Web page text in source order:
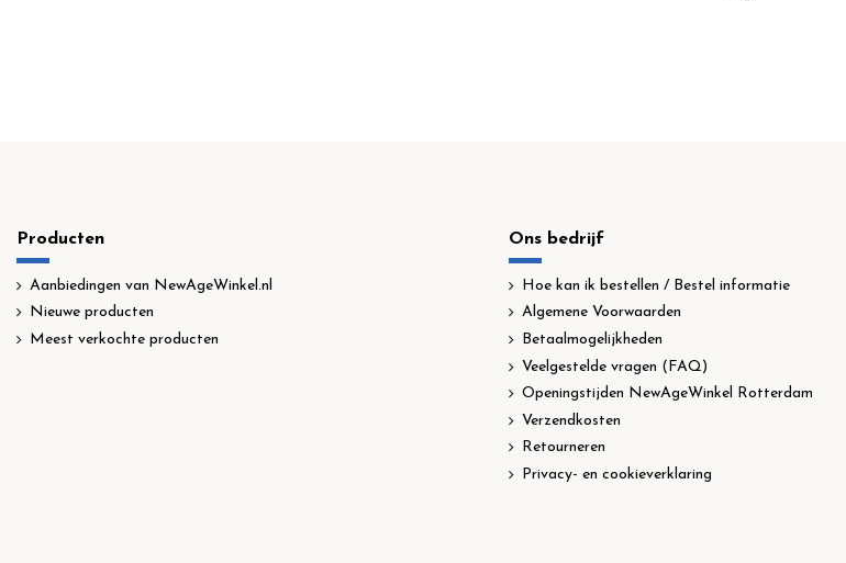
Producten
Aanbiedingen van NewAgeWinkel.nl
Nieuwe producten
Meest verkochte producten
Ons bedrijf
Hoe kan ik bestellen / Bestel informatie
Algemene Voorwaarden
Betaalmogelijkheden
Veelgestelde vragen (FAQ)
Openingstijden NewAgeWinkel Rotterdam
Verzendkosten
Retourneren
Privacy- en cookieverklaring